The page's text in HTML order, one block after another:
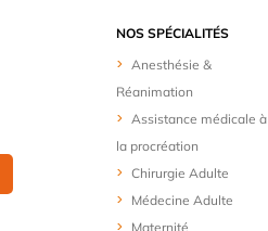
NOS SPÉCIALITÉS
Anesthésie &
Réanimation
Assistance médicale à
la procréation
Chirurgie Adulte
Médecine Adulte
Maternité